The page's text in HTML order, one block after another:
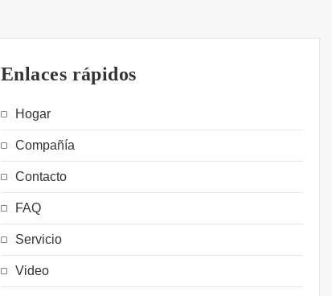
Enlaces rápidos
Hogar
Compañía
Contacto
FAQ
Servicio
Video